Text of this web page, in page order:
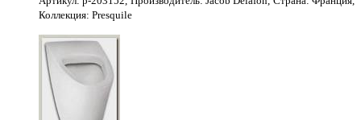
Коллекция: Presquile